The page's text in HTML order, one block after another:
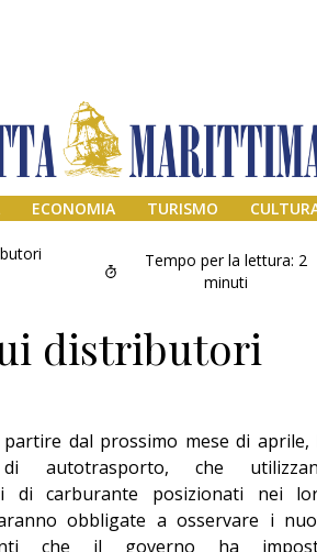
ECONOMIA TURISMO
Tempo per la lettura: 2
minuti
distributori
partire dal prossimo mese di aprile,
autotrasporto, che
di carburante posizionati nei
obbligate a osservare i
che il governo ha
Addio amico
Giorgio
Editoriale